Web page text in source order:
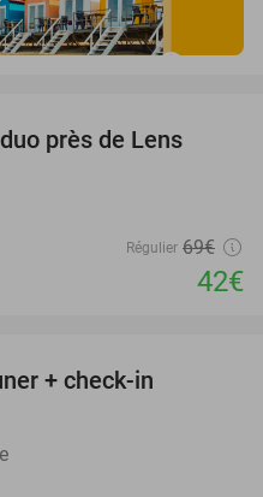
près de Lens
Régulier 69€
42€
+ check-in